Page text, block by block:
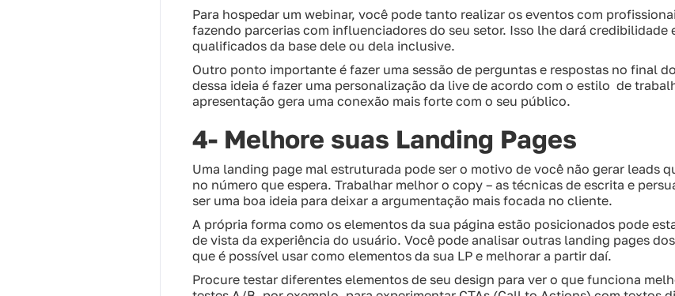
Para hospedar um webinar, você pode tanto realizar os eventos com
fazendo parcerias com influenciadores do seu setor. Isso lhe dará credibilidade
qualificados da base dele ou dela inclusive.
Outro ponto importante é fazer uma sessão de perguntas e respostas no final
dessa ideia é fazer uma personalização da live de acordo com o estilo de
apresentação gera uma conexão mais forte com o seu público.
4- Melhore suas Landing Pages
Uma landing page mal estruturada pode ser o motivo de você não gerar leads
no número que espera. Trabalhar melhor o copy – as técnicas de escrita e
ser uma boa ideia para deixar a argumentação mais focada no cliente.
A própria forma como os elementos da sua página estão posicionados pode
de vista da experiência do usuário. Você pode analisar outras landing pages
que é possível usar como elementos da sua LP e melhorar a partir daí.
Procure testar diferentes elementos de seu design para ver o que funciona